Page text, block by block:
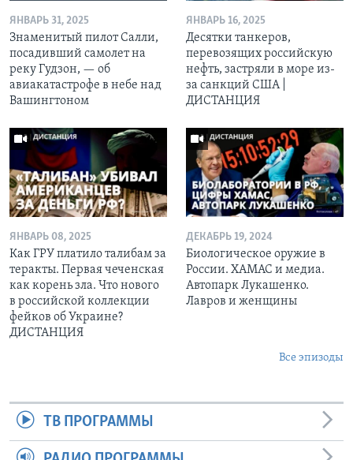
ЯНВАРЬ 31, 2025
Знаменитый пилот Салли,
посадивший самолет на
реку Гудзон, — об
авиакатастрофе в небе над
Вашингтоном
ЯНВАРЬ 16, 2025
Десятки танкеров,
перевозящих российскую
нефть, застряли в море из-
за санкций США |
ДИСТАНЦИЯ
ЯНВАРЬ 08, 2025
Как ГРУ платило талибам за
теракты. Первая чеченская
как корень зла. Что нового
в российской коллекции
фейков об Украине?
ДИСТАНЦИЯ
ДЕКАБРЬ 19, 2024
Биологическое оружие в
России. ХАМАС и медиа.
Автопарк Лукашенко.
Лавров и женщины
Все эпизоды
ТВ ПРОГРАММЫ